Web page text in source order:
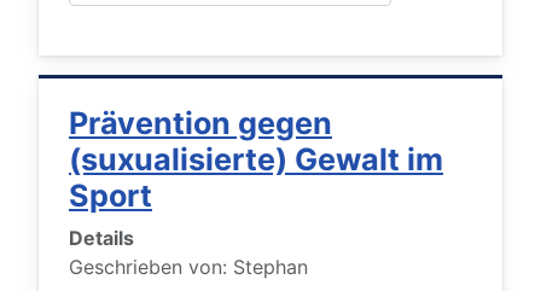
Prävention gegen
(suxualisierte) Gewalt im
Sport
Details
Geschrieben von: Stephan